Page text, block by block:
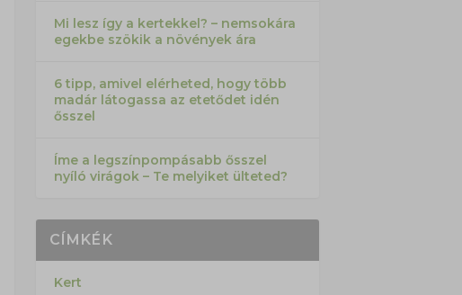
Mi lesz így a kertekkel? – nemsokára
egekbe szökik a növények ára
6 tipp, amivel elérheted, hogy több
madár látogassa az etetődet idén
ősszel
Íme a legszínpompásabb ősszel
nyíló virágok – Te melyiket ülteted?
CÍMKÉK
Kert